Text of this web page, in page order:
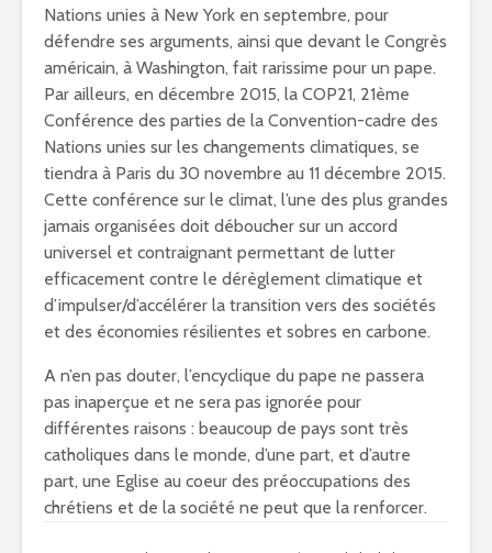
Nations unies à New York en septembre, pour
défendre ses arguments, ainsi que devant le Congrès
américain, à Washington, fait rarissime pour un pape.
Par ailleurs, en décembre 2015, la COP21, 21ème
Conférence des parties de la Convention-cadre des
Nations unies sur les changements climatiques, se
tiendra à Paris du 30 novembre au 11 décembre 2015.
Cette conférence sur le climat, l’une des plus grandes
jamais organisées doit déboucher sur un accord
universel et contraignant permettant de lutter
efficacement contre le dérèglement climatique et
d’impulser/d’accélérer la transition vers des sociétés
et des économies résilientes et sobres en carbone.
A n’en pas douter, l’encyclique du pape ne passera
pas inaperçue et ne sera pas ignorée pour
différentes raisons : beaucoup de pays sont très
catholiques dans le monde, d’une part, et d’autre
part, une Eglise au coeur des préoccupations des
chrétiens et de la société ne peut que la renforcer.